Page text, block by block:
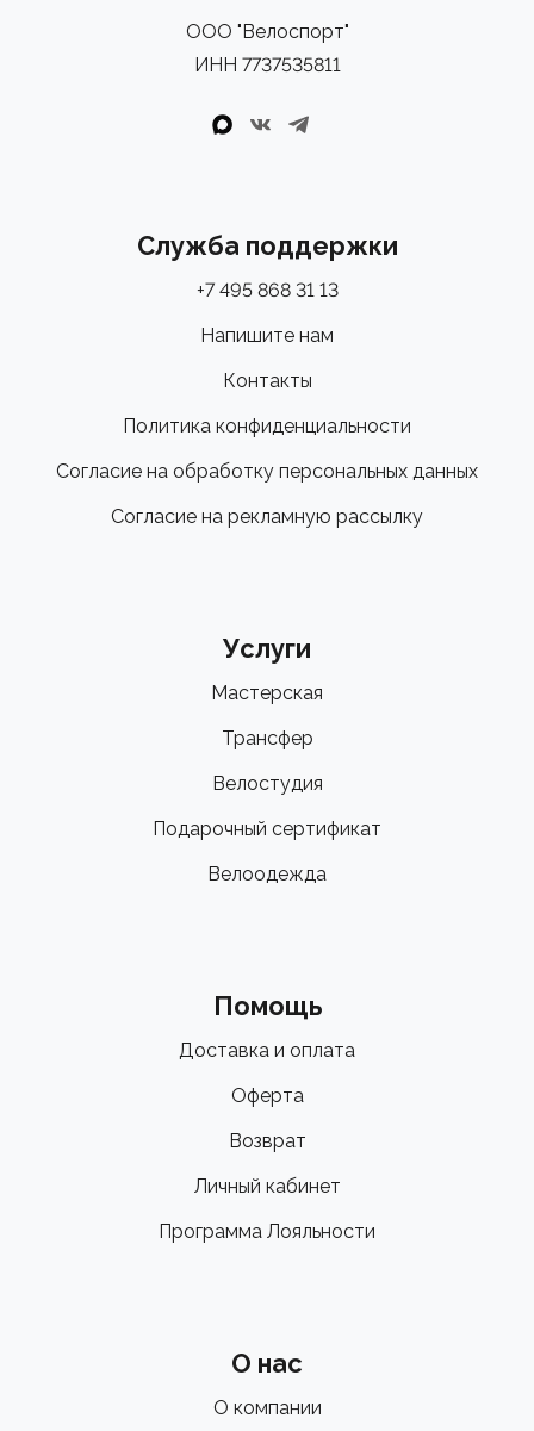
ООО "Велоспорт"
ИНН 7737535811
Служба поддержки
+7 495 868 31 13
Напишите нам
Контакты
Политика конфиденциальности
Согласие на обработку персональных данных
Согласие на рекламную рассылку
Услуги
Мастерская
Трансфер
Велостудия
Подарочный сертификат
Велоодежда
Помощь
Доставка и оплата
Оферта
Возврат
Личный кабинет
Программа Лояльности
О нас
О компании